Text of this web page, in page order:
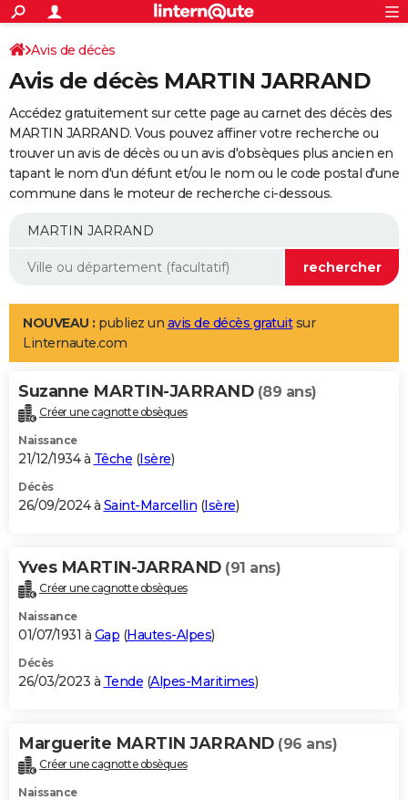
ACTUALITÉS
Politique
Société
Faits Divers
Education
Monde
Villes
+
SPORT
Coupe du monde 2026
Football
Tennis
Cyclisme
Rugby
Forum
Programme TV
TNT
Streaming
Cinéma
Sorties cinéma
Musique
+
FINANCE
Retraite
Epargne
Immobilier
Risques naturels par ville
Assurance
AUTO
Essais
Réserver un essai
Citadines
Berlines
SUV
Forum auto
+
Mobiles
Meilleur smartphone
Internet
Ordinateurs
Jeux vidéo
Guide high-tech
Aménagement intérieur
LIFESTYLE
Art de vivre
Bien-être
Loisirs
Mode
Modes de vie
Alimentation
Guide de la santé
Maladies
Médicaments
Sommeil
VOYAGE
Destinations
City break
Voyage nature
Voyage de noces
Forum
Climat
+PHOTO
GUIDES D'ACHAT
BONS PLANS
Carte de Noël
Carte Bonne année
Carte Saint-Valentin
Carte Pâques
Carte d'anniversaire
DICTIONNAIRE
Dictionnaire
Biographies
Citations
Expressions
Proverbes
PROGRAMME TV
S'inscrire
Se connecter
Lycées
Collèges
Primaires
Universités
Entreprises
Service militaire
Avis de recherche
AVIS DE DÉCÈS
Bricolage
Lifestyle
Culture
Sport
Auto
Television
Voyage
Cinema
Avis de décès
Avis de décès MARTIN JARRAND
Accédez gratuitement sur cette page au carnet des décès des
MARTIN JARRAND. Vous pouvez affiner votre recherche ou
trouver un avis de décès ou un avis d'obsèques plus ancien en
tapant le nom d'un défunt et/ou le nom ou le code postal d'une
commune dans le moteur de recherche ci-dessous.
NOUVEAU : publiez un avis de décès gratuitsur
Linternaute.com
Suzanne MARTIN-JARRAND (89 ans)
Créer une cagnotte obsèques
Naissance
21/12/1934 à Têche (Isère)
Décès
26/09/2024 à Saint-Marcellin (Isère)
Yves MARTIN-JARRAND (91 ans)
Créer une cagnotte obsèques
Naissance
01/07/1931 à Gap (Hautes-Alpes)
Décès
26/03/2023 à Tende (Alpes-Maritimes)
Marguerite MARTIN JARRAND (96 ans)
Créer une cagnotte obsèques
Naissance